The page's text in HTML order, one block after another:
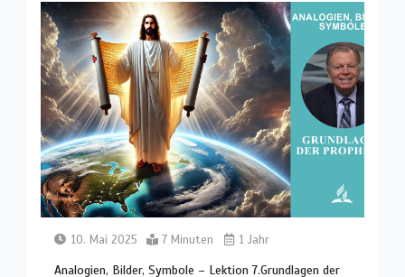
10. Mai 2025 7 Minuten 1 Jahr
Analogien, Bilder, Symbole – Lektion 7.Grundlagen der